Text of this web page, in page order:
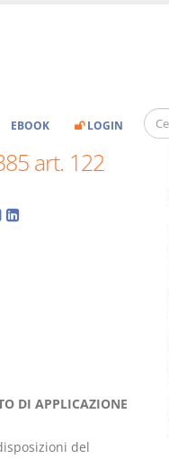
EBOOK LOGIN
art. 122
DI APPLICAZIONE
del